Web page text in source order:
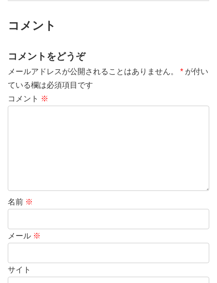
コメント
コメントをどうぞ
メールアドレスが公開されることはありません。 * が付い
ている欄は必須項目です
コメント ※
名前 ※
メール ※
サイト